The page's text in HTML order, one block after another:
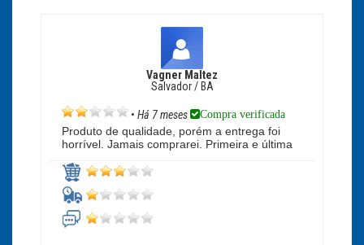
Vagner Maltez
Salvador / BA
• Há 7 meses Compra verificada
Produto de qualidade, porém a entrega foi
horrível. Jamais comprarei. Primeira e última